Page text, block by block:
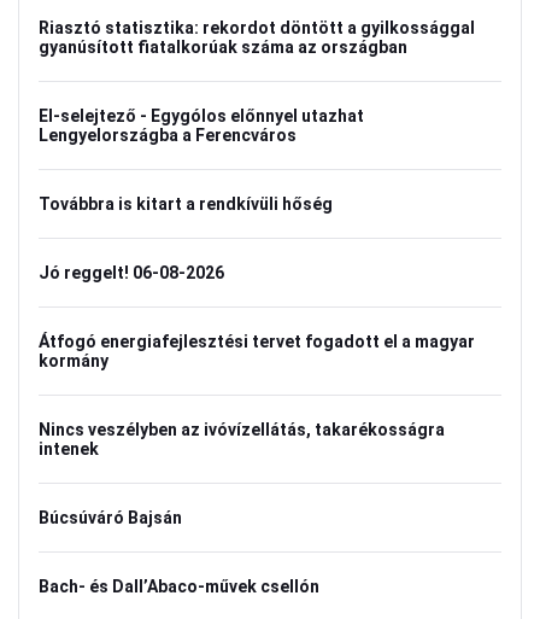
Riasztó statisztika: rekordot döntött a gyilkossággal
gyanúsított fiatalkorúak száma az országban
El-selejtező - Egygólos előnnyel utazhat
Lengyelországba a Ferencváros
Továbbra is kitart a rendkívüli hőség
Jó reggelt! 06-08-2026
Átfogó energiafejlesztési tervet fogadott el a magyar
kormány
Nincs veszélyben az ivóvízellátás, takarékosságra
intenek
Búcsúváró Bajsán
Bach- és Dall’Abaco-művek csellón